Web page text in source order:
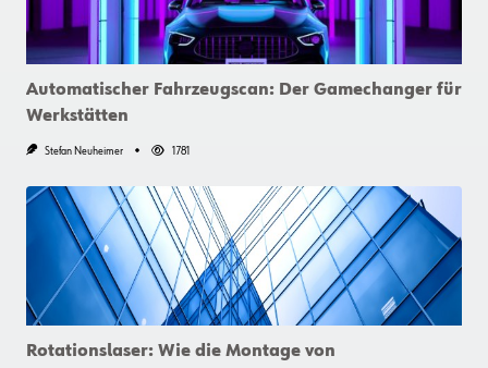
Automatischer Fahrzeugscan: Der Gamechanger für
Werkstätten
Stefan Neuheimer 1781
Rotationslaser: Wie die Montage von